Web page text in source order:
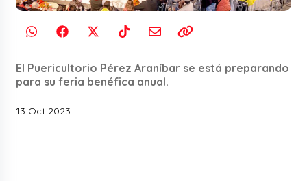
El Puericultorio Pérez Araníbar se está preparando
para su feria benéfica anual.
13 Oct 2023